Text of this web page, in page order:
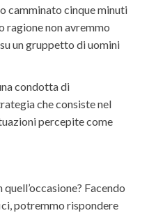
camminato cinque minuti
ragione non avremmo
un gruppetto di uomini
condotta di
che consiste nel
percepite come
Facendo
potremmo rispondere